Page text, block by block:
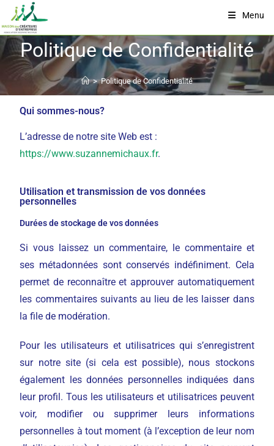
Menu
Politique de Confidentialité
> Politique de Confidentialité
Qui sommes-nous?
L’adresse de notre site Web est :
https://www.suzannemichaux.fr.
Utilisation et transmission de vos données
personnelles
Durées de stockage de vos données
Si vous laissez un commentaire, le commentaire et
ses métadonnées sont conservés indéfiniment. Cela
permet de reconnaître et approuver automatiquement
les commentaires suivants au lieu de les laisser dans
la file de modération.
Pour les utilisateurs et utilisatrices qui s’enregistrent
sur notre site (si cela est possible), nous stockons
également les données personnelles indiquées dans
leur profil. Tous les utilisateurs et utilisatrices peuvent
voir, modifier ou supprimer leurs informations
personnelles à tout moment (à l’exception de leur nom